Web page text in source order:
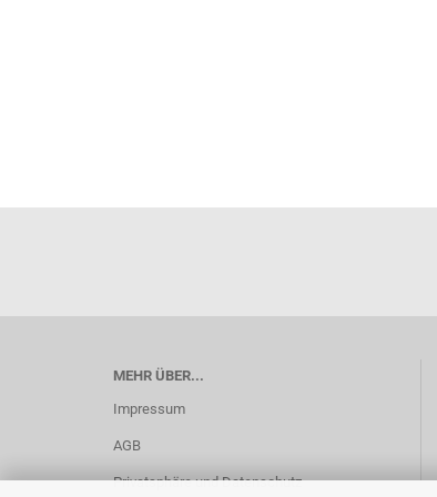
MEHR ÜBER...
Impressum
AGB
Privatsphäre und Datenschutz